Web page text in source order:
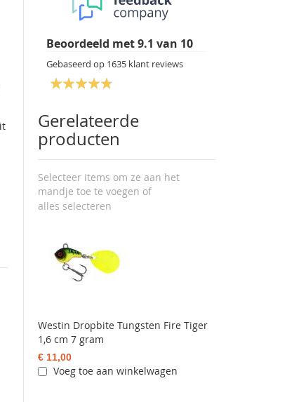
Beoordeeld met9.1 van 10
Gebaseerd op 1635 klant reviews
Gerelateerde
producten
Selecteer items om ze aan het
mandje toe te voegen of
alles selecteren
Westin Dropbite Tungsten Fire Tiger
1,6 cm 7 gram
€ 11,00
Voeg toe aan winkelwagen